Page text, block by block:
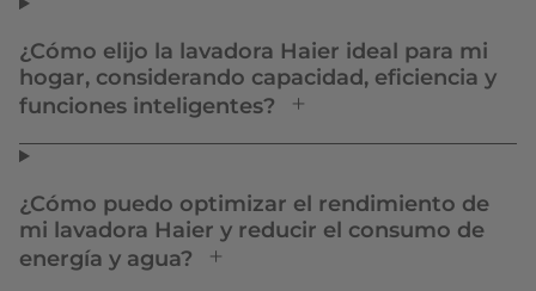
¿Cómo elijo la lavadora Haier ideal para mi
hogar, considerando capacidad, eficiencia y
funciones inteligentes?
¿Cómo puedo optimizar el rendimiento de
mi lavadora Haier y reducir el consumo de
energía y agua?